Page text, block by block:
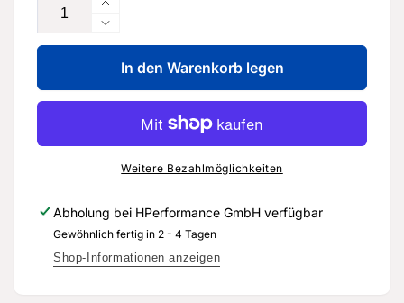
Erhöhe
die
Menge
für
Kraftstoffpumpe
-
127
025
Original
Ersatzteil
für
Verringere
die
Menge
für
Kraftstoffpumpe
07K
127
-
Original
Ersatzteil
In den Warenkorb legen
Weitere Bezahlmöglichkeiten
Abholung bei HPerformance GmbH verfügbar
Gewöhnlich fertig in 2 - 4 Tagen
Shop-Informationen anzeigen